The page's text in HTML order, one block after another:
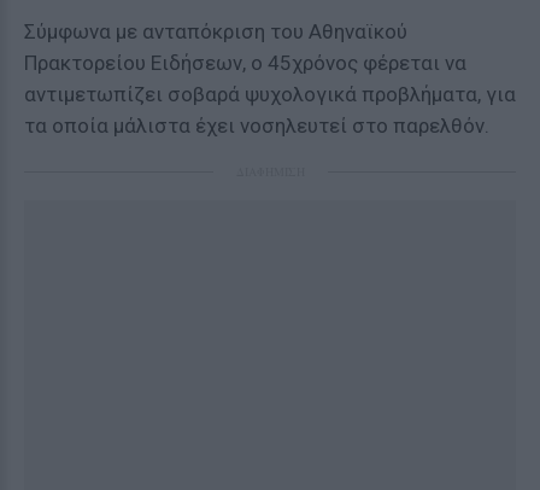
Σύμφωνα με ανταπόκριση του Αθηναϊκού
Πρακτορείου Ειδήσεων, ο 45χρόνος φέρεται να
αντιμετωπίζει σοβαρά ψυχολογικά προβλήματα, για
τα οποία μάλιστα έχει νοσηλευτεί στο παρελθόν.